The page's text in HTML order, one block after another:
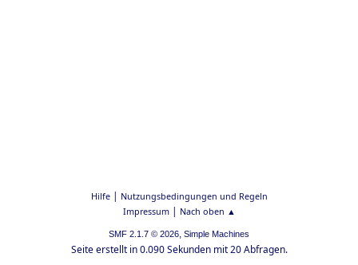
Hilfe| Nutzungsbedingungen und Regeln
Impressum| Nach oben ▲
SMF 2.1.7 © 2026, Simple Machines
Seite erstellt in 0.090 Sekunden mit 20 Abfragen.